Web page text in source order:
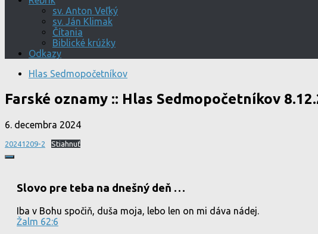
sv. Anton Veľký
sv. Ján Klimak
Čítania
Biblické krúžky
Odkazy
Hlas Sedmopočetníkov
Farské oznamy :: Hlas Sedmopočetníkov
6. decembra 2024
20241209-2 Stiahnuť
Slovo pre teba na dnešný deň …
Iba v Bohu spočiň, duša moja, lebo len on mi dáva nádej.
Žalm 62:6